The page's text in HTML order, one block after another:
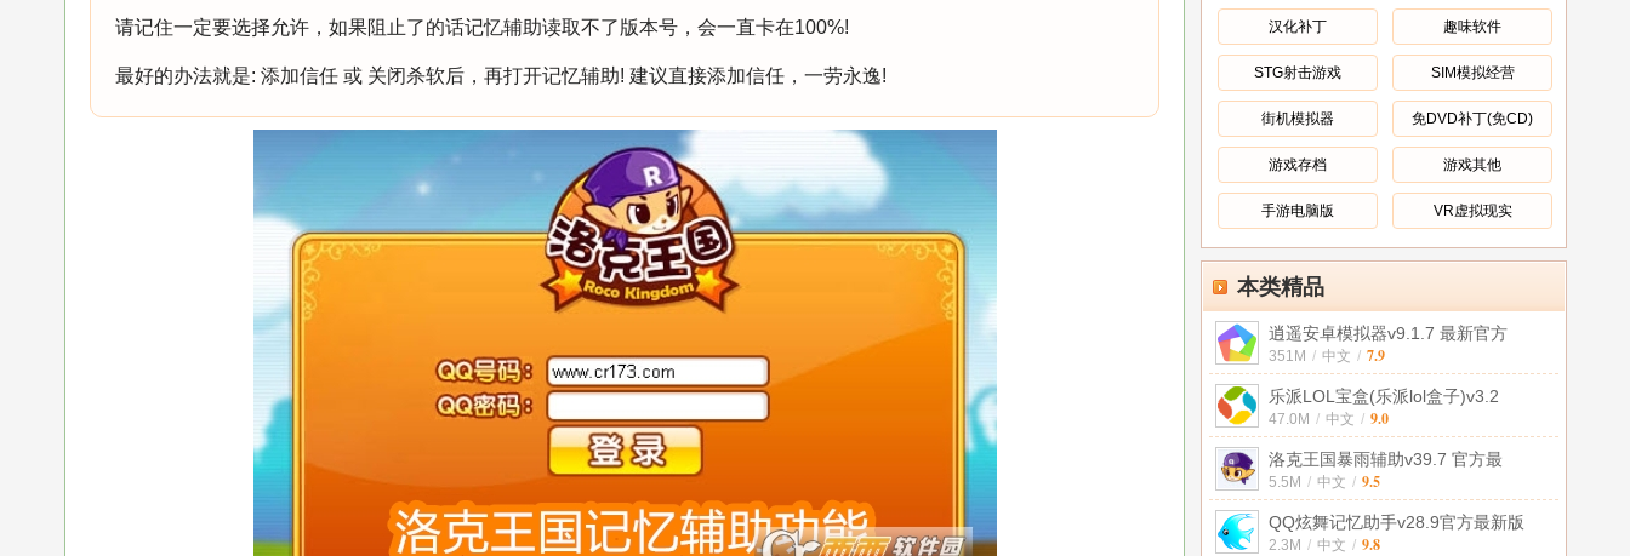
汉化补丁 趣味软件
STG射击游戏 SIM模拟经营
街机模拟器 免DVD补丁(免CD)
游戏存档 游戏其他
手游电脑版 VR虚拟现实
本类精品
逍遥安卓模拟器v9.1.7 最新官方
351M / 中文 / 7.9
乐派LOL宝盒(乐派lol盒子)v3.2
47.0M / 中文 / 9.0
洛克王国暴雨辅助v39.7 官方最
5.5M / 中文 / 9.5
QQ炫舞记忆助手v28.9官方最新版
2.3M / 中文 / 9.8
请记住一定要选择允许，如果阻止了的话记忆辅助读取不了版本号，会一直卡在100%!
最好的办法就是: 添加信任 或 关闭杀软后，再打开记忆辅助! 建议直接添加信任，一劳永逸!